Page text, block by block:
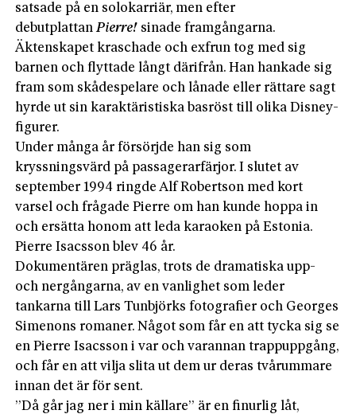
satsade på en solokarriär, men efter
debutplattanPierre! sinade framgångarna.
Äktenskapet kraschade och exfrun tog med sig
barnen och flyttade långt därifrån. Han hankade sig
fram som skådespelare och lånade eller rättare sagt
hyrde ut sin karaktäristiska basröst till olika Disney-
figurer.
Under många år försörjde han sig som
kryssningsvärd på passagerarfärjor. I slutet av
september 1994 ringde Alf Robertson med kort
varsel och frågade Pierre om han kunde hoppa in
och ersätta honom att leda karaoken på Estonia.
Pierre Isacsson blev 46 år.
Dokumentären präglas, trots de dramatiska upp-
och nergångarna, av en vanlighet som leder
tankarna till Lars Tunbjörks fotografier och Georges
Simenons romaner. Något som får en att tycka sig se
en Pierre Isacsson i var och varannan trappuppgång,
och får en att vilja slita ut dem ur deras tvårummare
innan det är för sent.
”Då går jag ner i min källare” är en finurlig låt,